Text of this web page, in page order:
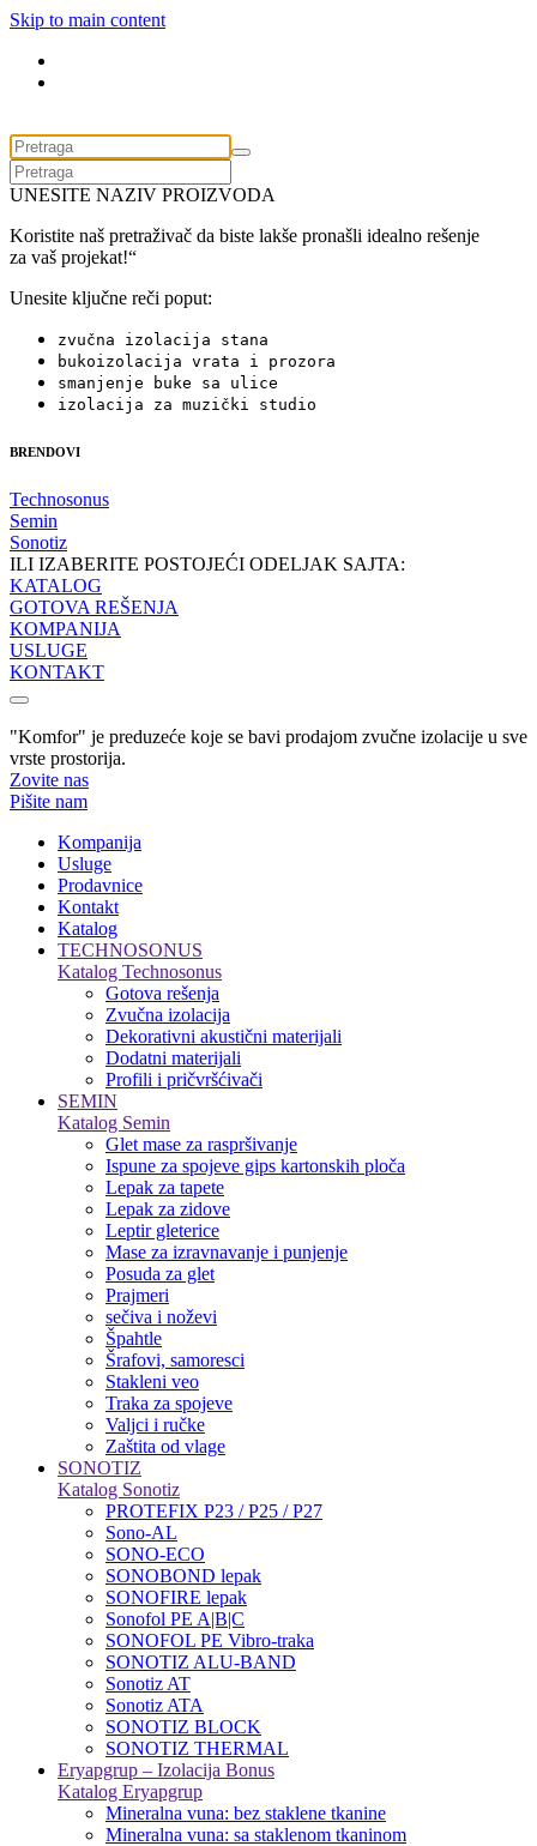
Skip to main content
UNESITE NAZIV PROIZVODA
Koristite naš pretraživač da biste lakše pronašli idealno rešenje
za vaš projekat!“
Unesite ključne reči poput:
zvučna izolacija stana
bukoizolacija vrata i prozora
smanjenje buke sa ulice
izolacija za muzički studio
BRENDOVI
Technosonus
Semin
Sonotiz
ILI IZABERITE POSTOJEĆI ODELJAK SAJTA:
KATALOG
GOTOVA REŠENJA
KOMPANIJA
USLUGE
KONTAKT
"Komfor" je preduzeće koje se bavi prodajom zvučne izolacije u sve
vrste prostorija.
Zovite nas
Pišite nam
Kompanija
Usluge
Prodavnice
Kontakt
Katalog
TECHNOSONUS
Katalog Technosonus
Gotova rešenja
Zvučna izolacija
Dekorativni akustični materijali
Dodatni materijali
Profili i pričvršćivači
SEMIN
Katalog Semin
Glet mase za raspršivanje
Ispune za spojeve gips kartonskih ploča
Lepak za tapete
Lepak za zidove
Leptir gleterice
Mase za izravnavanje i punjenje
Posuda za glet
Prajmeri
sečiva i noževi
Špahtle
Šrafovi, samoresci
Stakleni veo
Traka za spojeve
Valjci i ručke
Zaštita od vlage
SONOTIZ
Katalog Sonotiz
PROTEFIX P23 / P25 / P27
Sono-AL
SONO-ECO
SONOBOND lepak
SONOFIRE lepak
Sonofol PE A|B|C
SONOFOL PE Vibro-traka
SONOTIZ ALU-BAND
Sonotiz AT
Sonotiz ATA
SONOTIZ BLOCK
SONOTIZ THERMAL
Eryapgrup – Izolacija Bonus
Katalog Eryapgrup
Mineralna vuna: bez staklene tkanine
Mineralna vuna: sa staklenom tkaninom